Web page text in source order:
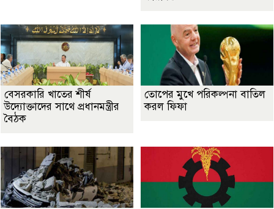
বেসরকারি খাতের শীর্ষ
উদ্যোক্তাদের সাথে প্রধানমন্ত্রীর
বৈঠক
তোপের মুখে পরিকল্পনা বাতিল
করল ফিফা